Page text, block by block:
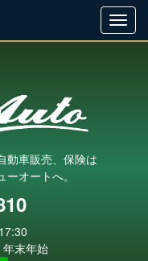
動車販売、保険は
オートへ。
末年始